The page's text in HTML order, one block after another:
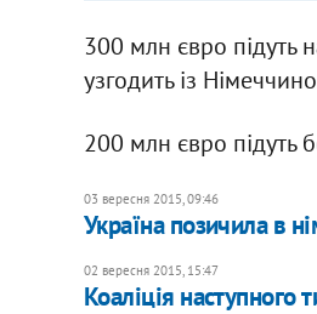
300 млн євро підуть
узгодить із
200 млн євро підуть
03 вересня 2015, 09:46
Україна позичила в
02 вересня 2015, 15:47
Коаліція